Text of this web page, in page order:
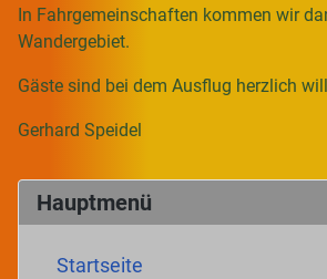
Hauptmenü
Startseite
In Fahrgemeinschaften kommen wir
Wandergebiet.
Gäste sind bei dem Ausflug herzlich
Gerhard Speidel